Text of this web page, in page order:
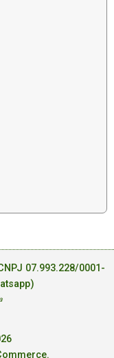
07.993.228/0001-
.